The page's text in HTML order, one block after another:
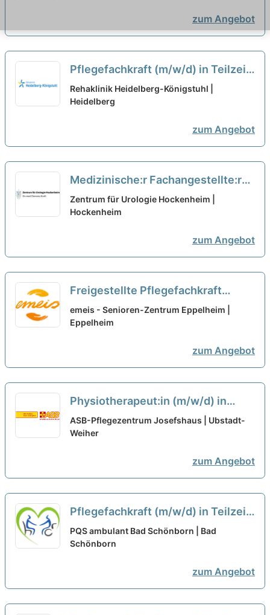
zum Angebot
Pflegefachkraft (m/w/d) in Teilzeit
- Werden Sie Teil unseres Teams!
neu
Rehaklinik Heidelberg-Königstuhl |
Heidelberg
zum Angebot
Medizinische:r Fachangestellte:r
(m/w/d) in Teilzeit (36
Wochenstunden) – Wir suchen
Zentrum für Urologie Hockenheim |
Hockenheim
zum Angebot
Freigestellte Pflegefachkraft
(m/w/d) als Praxisanleitung in
Teilzeit - Ein Arbeitsplatz in einer
emeis - Senioren-Zentrum Eppelheim |
Eppelheim
zum Angebot
Physiotherapeut:in (m/w/d) in
Teilzeit (40%) - Mit Menschen für
Menschen!
ASB-Pflegezentrum Josefshaus | Ubstadt-
Weiher
zum Angebot
Pflegefachkraft (m/w/d) in Teilzeit
(50% oder 75%) - Hier kannst Du
durchstarten!
PQS ambulant Bad Schönborn | Bad
Schönborn
zum Angebot